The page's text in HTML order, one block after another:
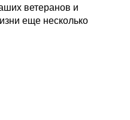
ветеранов и
еще несколько